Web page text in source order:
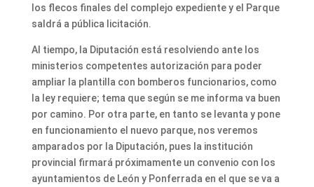
los flecos finales del complejo expediente y el Parque
saldrá a pública licitación.
Al tiempo, la Diputación está resolviendo ante los
ministerios competentes autorización para poder
ampliar la plantilla con bomberos funcionarios, como
la ley requiere; tema que según se me informa va buen
por camino. Por otra parte, en tanto se levanta y pone
en funcionamiento el nuevo parque, nos veremos
amparados por la Diputación, pues la institución
provincial firmará próximamente un convenio con los
ayuntamientos de León y Ponferrada en el que se va a